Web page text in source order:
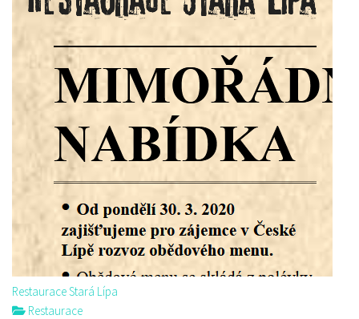
Restaurace Stará Lípa
Restaurace